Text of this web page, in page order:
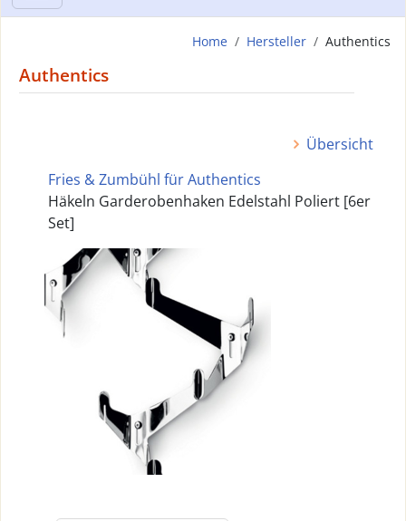
Home Hersteller Authentics
Authentics
Übersicht
Fries & Zumbühl für Authentics
Häkeln Garderobenhaken Edelstahl Poliert [6er
Set]